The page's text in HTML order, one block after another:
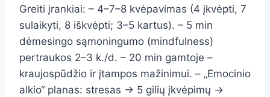
Greiti įrankiai: – 4–7–8 kvėpavimas (4 įkvėpti, 7
sulaikyti, 8 iškvėpti; 3–5 kartus). – 5 min
dėmesingo sąmoningumo (mindfulness)
pertraukos 2–3 k./d. – 20 min gamtoje –
kraujospūdžio ir įtampos mažinimui. – „Emocinio
alkio“ planas: stresas → 5 gilių įkvėpimų →